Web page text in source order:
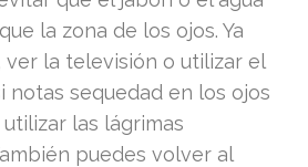
la zona de los ojos. Ya
ver la televisión o utilizar el
notas sequedad en los ojos
las lágrimas
puedes volver al